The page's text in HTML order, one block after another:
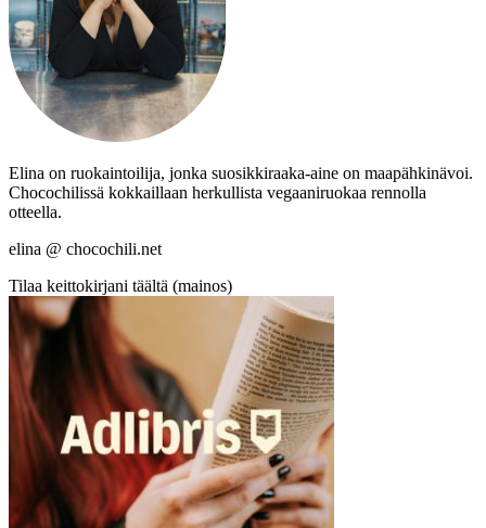
Elina on ruokaintoilija, jonka suosikkiraaka-aine on maapähkinävoi.
Chocochilissä kokkaillaan herkullista vegaaniruokaa rennolla
otteella.
elina @ chocochili.net
Tilaa keittokirjani täältä (mainos)